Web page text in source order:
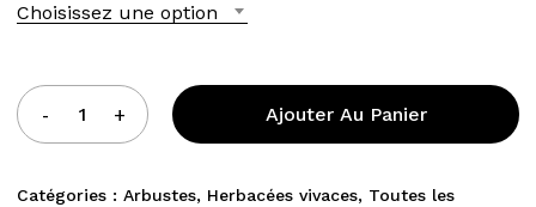
Choisissez une option
Ajouter Au Panier
Catégories : Arbustes, Herbacées vivaces, Toutes les